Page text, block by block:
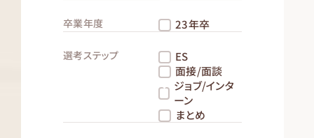
卒業年度 23年卒
選考ステップ
ES
面接/面談
ジョブ/インタ
ーン
まとめ